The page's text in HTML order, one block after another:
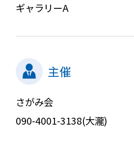
ギャラリーA
主催
さがみ会
090-4001-3138(大瀧)